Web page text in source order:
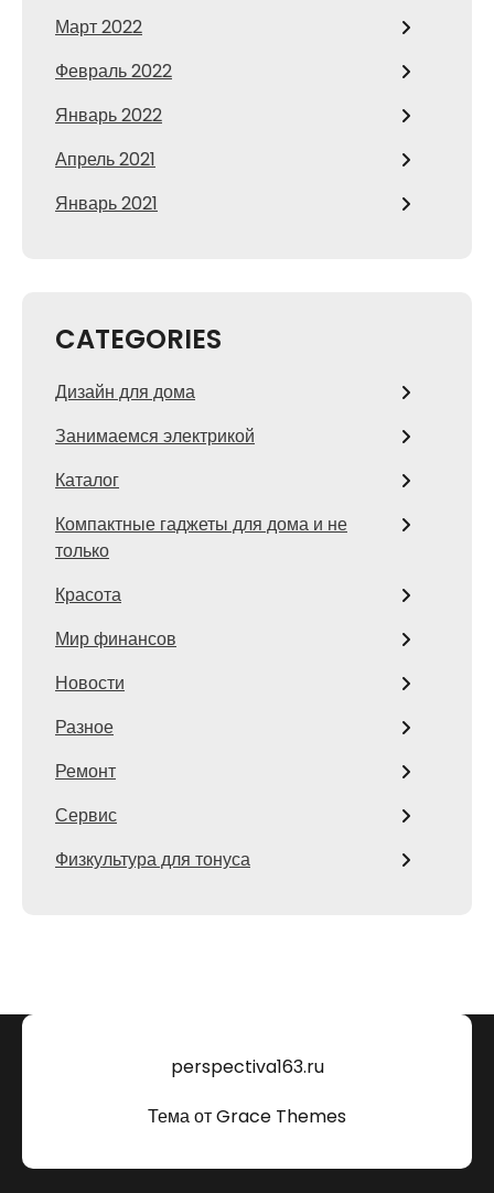
Март 2022
Февраль 2022
Январь 2022
Апрель 2021
Январь 2021
CATEGORIES
Дизайн для дома
Занимаемся электрикой
Каталог
Компактные гаджеты для дома и не
только
Красота
Мир финансов
Новости
Разное
Ремонт
Сервис
Физкультура для тонуса
perspectiva163.ru
Тема от Grace Themes